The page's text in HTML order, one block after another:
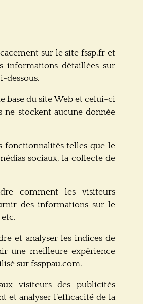
sur le site fssp.fr et
informations détaillées sur
dessous.
base du site Web et celui-ci
ne stockent aucune donnée
fonctionnalités telles que le
sociaux, la collecte de
comment les visiteurs
des informations sur le
et analyser les indices de
une meilleure expérience
sur fssppau.com.
visiteurs des publicités
et analyser l’efficacité de la